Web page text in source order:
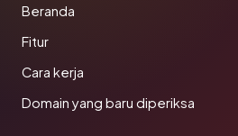
Beranda
Fitur
Cara kerja
Domain yang baru diperiksa